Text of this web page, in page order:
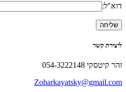
דוא"ל:
ליצירת קשר
זהר קיטסקי 054-3222148
Zoharkayatsky@gmail.com